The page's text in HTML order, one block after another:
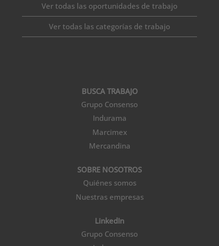
Ver todas las oportunidades de trabajo
Ver todas las categorías de trabajo
BUSCA TRABAJO
Grupo Consenso
Indurama
Marcimex
Mercandina
SOBRE NOSOTROS
Quiénes somos
Nuestras empresas
LinkedIn
Grupo Consenso